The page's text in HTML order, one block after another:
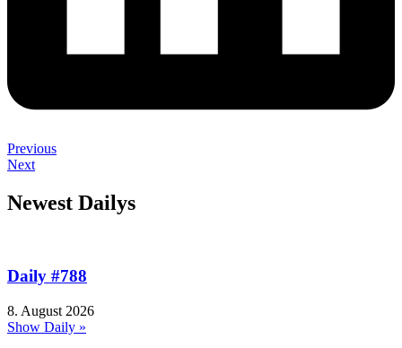
Previous
Next
Newest Dailys
Daily #788
8. August 2026
Show Daily »